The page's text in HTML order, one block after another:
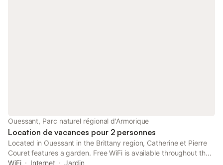
Ouessant, Parc naturel régional d'Armorique
Location de vacances pour 2 personnes
Located in Ouessant in the Brittany region, Catherine et Pierre
Couret features a garden. Free WiFi is available throughout the
property. Towels and bed linen are provided in the bed and
WiFi Internet
Jardin